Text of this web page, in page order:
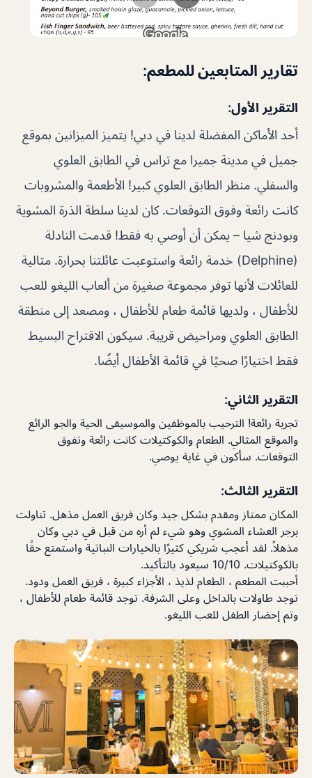
تقارير المتابعين للمطعم:
التقرير الأول:
أحد الأماكن المفضلة لدينا في دبي! يتميز الميزانين بموقع
جميل في مدينة جميرا مع تراس في الطابق العلوي
والسفلي. منظر الطابق العلوي كبير! الأطعمة والمشروبات
كانت رائعة وفوق التوقعات. كان لدينا سلطة الذرة المشوية
وبودنج شيا – يمكن أن أوصي به فقط! قدمت النادلة
(Delphine) خدمة رائعة واستوعبت عائلتنا بحرارة. مثالية
للعائلات لأنها توفر مجموعة صغيرة من ألعاب الليغو للعب
للأطفال ، ولديها قائمة طعام للأطفال ، ومصعد إلى منطقة
الطابق العلوي ومراحيض قريبة. سيكون الاقتراح البسيط
فقط اختيارًا صحيًا في قائمة الأطفال أيضًا.
التقرير الثاني:
تجربة رائعة! الترحيب بالموظفين والموسيقى الحية والجو الرائع
والموقع المثالي. الطعام والكوكتيلات كانت رائعة وتفوق
التوقعات. سأكون في غاية يوصي.
التقرير الثالث:
المكان ممتاز ومقدم بشكل جيد وكان فريق العمل مذهل. تناولت
برجر العشاء المشوي وهو شيء لم أره من قبل في دبي وكان
مذهلاً. لقد أعجب شريكي كثيرًا بالخيارات النباتية واستمتع حقًا
بالكوكتيلات. 10/10 سيعود بالتأكيد.
أحببت المطعم ، الطعام لذيذ ، الأجزاء كبيرة ، فريق العمل ودود.
توجد طاولات بالداخل وعلى الشرفة. توجد قائمة طعام للأطفال ،
وتم إحضار الطفل للعب الليغو.